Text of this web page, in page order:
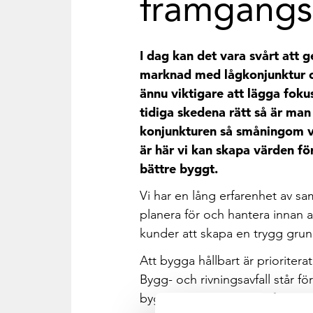
I dag kan det vara svårt att
marknad med lågkonjunktur
ännu viktigare att lägga
tidiga skedena rätt så är
konjunkturen så småningom
är här vi kan skapa värden
bättre byggt.
Vi har en lång erfarenhet av
planera för och hantera innan
kunder att skapa en trygg
Att bygga hållbart är
Bygg- och rivningsavfall står
byggproduktionen står för